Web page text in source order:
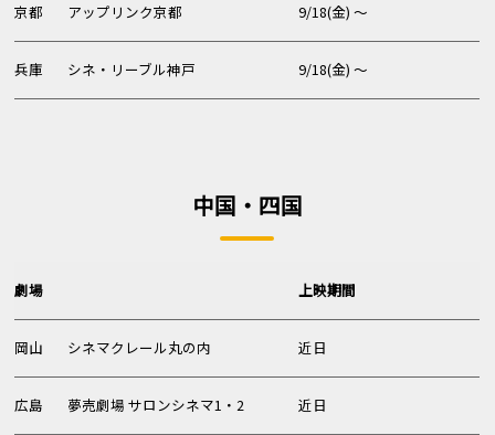
京都 アップリンク京都 9/18(金) 〜
兵庫 シネ・リーブル神戸 9/18(金) 〜
中国・四国
劇場 上映期間
岡山 シネマクレール丸の内 近日
広島 夢売劇場 サロンシネマ1・2 近日